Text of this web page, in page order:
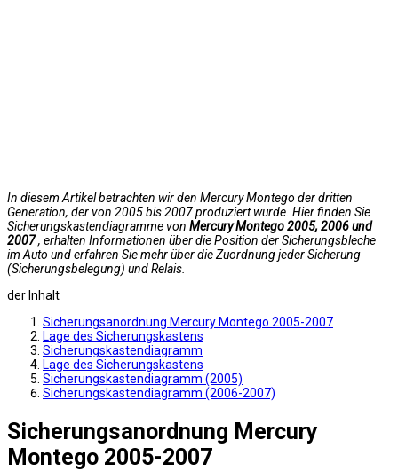
In diesem Artikel betrachten wir den Mercury Montego der dritten
Generation, der von 2005 bis 2007 produziert wurde. Hier finden Sie
Sicherungskastendiagramme von Mercury Montego 2005, 2006 und
2007, erhalten Informationen über die Position der Sicherungsbleche
im Auto und erfahren Sie mehr über die Zuordnung jeder Sicherung
(Sicherungsbelegung) und Relais.
der Inhalt
Sicherungsanordnung Mercury Montego 2005-2007
Lage des Sicherungskastens
Sicherungskastendiagramm
Lage des Sicherungskastens
Sicherungskastendiagramm (2005)
Sicherungskastendiagramm (2006-2007)
Sicherungsanordnung Mercury
Montego 2005-2007